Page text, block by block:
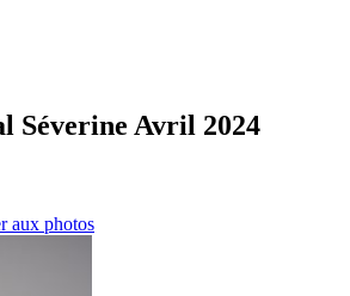
Séverine Avril 2024
aux photos